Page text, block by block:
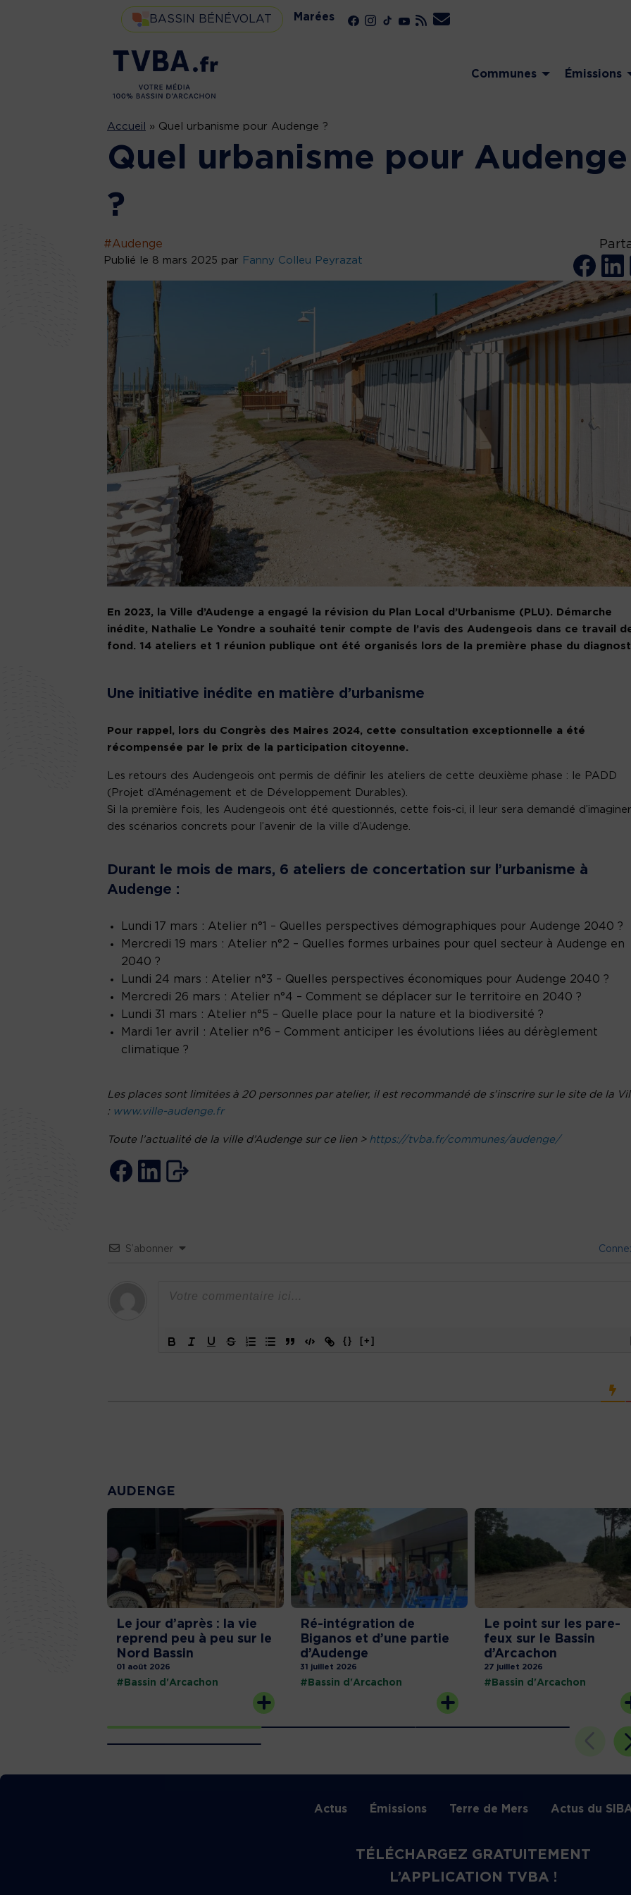
BASSIN BÉNÉVOLAT Marées
Communes Émissions
Accueil » Quel urbanisme pour Audenge ?
Quel urbanisme pour Audenge
?
#Audenge
Publié le 8 mars 2025 par Fanny Colleu Peyrazat
En 2023, la Ville d’Audenge a engagé la révision du Plan Local d’Urbanisme (PLU). Démarche
inédite, Nathalie Le Yondre a souhaité tenir compte de l’avis des Audengeois dans ce travail
fond. 14 ateliers et 1 réunion publique ont été organisés lors de la première phase du
Une initiative inédite en matière d’urbanisme
Pour rappel, lors du Congrès des Maires 2024, cette consultation exceptionnelle a été
récompensée par le prix de la participation citoyenne.
Les retours des Audengeois ont permis de définir les ateliers de cette deuxième phase : le PADD
(Projet d’Aménagement et de Développement Durables).
Si la première fois, les Audengeois ont été questionnés, cette fois-ci, il leur sera demandé d’imaginer
des scénarios concrets pour l’avenir de la ville d’Audenge.
Durant le mois de mars, 6 ateliers de concertation sur l’urbanisme à
Audenge :
Lundi 17 mars : Atelier n°1 – Quelles perspectives démographiques pour Audenge 2040 ?
Mercredi 19 mars : Atelier n°2 – Quelles formes urbaines pour quel secteur à Audenge en
2040 ?
Lundi 24 mars : Atelier n°3 – Quelles perspectives économiques pour Audenge 2040 ?
Mercredi 26 mars : Atelier n°4 – Comment se déplacer sur le territoire en 2040 ?
Lundi 31 mars : Atelier n°5 – Quelle place pour la nature et la biodiversité ?
Mardi 1er avril : Atelier n°6 – Comment anticiper les évolutions liées au dérèglement
climatique ?
Les places sont limitées à 20 personnes par atelier, il est recommandé de s’inscrire sur le site de la
: www.ville-audenge.fr
Toute l’actualité de la ville d’Audenge sur ce lien > https://tvba.fr/communes/audenge/
S’abonner
{} [+]
AUDENGE
Le jour d’après : la vie
reprend peu à peu sur le
Nord Bassin
01 août 2026
#Bassin d'Arcachon
Ré-intégration de
Biganos et d’une partie
d’Audenge
31 juillet 2026
#Bassin d'Arcachon
Le point sur les pare-
feux sur le Bassin
d’Arcachon
27 juillet 2026
#Bassin d'Arcachon
Actus Émissions Terre de Mers Actus du
TÉLÉCHARGEZ GRATUITEMENT
L’APPLICATION TVBA !